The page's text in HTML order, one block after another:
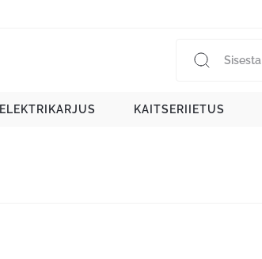
ELEKTRIKARJUS KAITSERIIETUS